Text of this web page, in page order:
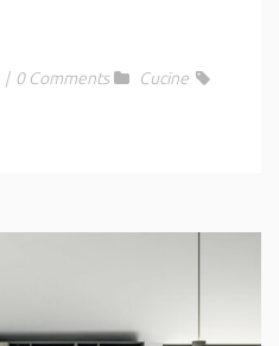
| 0 Comments
Cucine